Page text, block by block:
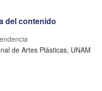
del contenido
de Artes Plásticas, UNAM